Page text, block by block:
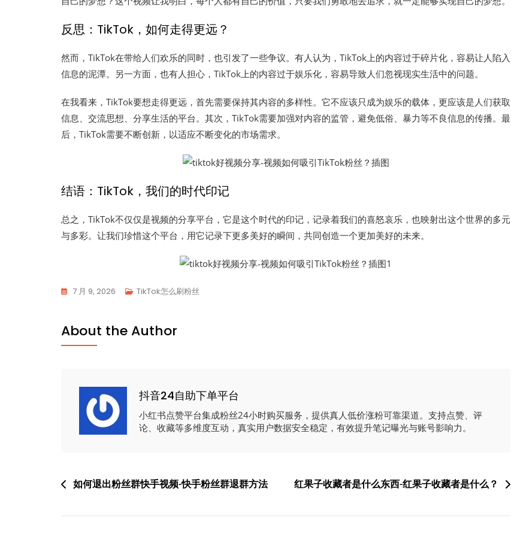
反思：TikTok，如何走得更远？
然而，TikTok在带给人们欢乐的同时，也引发了一些争议。有人认为，TikTok上的内容过于碎片化，容易让人陷入
信息的泥潭。另一方面，也有人担心，TikTok上的内容过于娱乐化，容易导致人们忽视现实生活中的问题。
在我看来，TikTok要想走得更远，首先需要保持其内容的多样性。它不应该只成为娱乐的载体，更应该是人们获取
信息、交流思想、分享生活的平台。其次，TikTok需要加强对内容的监管，避免低俗、暴力等不良信息的传播。最
后，TikTok需要不断创新，以适应不断变化的市场需求。
结语：TikTok，我们的时代印记
总之，TikTok不仅仅是视频的分享平台，它是这个时代的印记，记录着我们的喜怒哀乐，也映射出这个世界的多元
与多彩。让我们珍惜这个平台，用它记录下更多美好的瞬间，共同创造一个更加美好的未来。
7 月 9, 2026 TikTok怎么刷粉丝
About the Author
抖音24自助下单平台
小红书点赞平台集成粉丝24小时购买服务，提供真人低价涨粉可靠渠道。支持点赞、评
论、收藏等多维度互动，真实用户数据安全稳定，有效提升笔记曝光与账号影响力。
文如何退出粉丝群快手视频-快手粉丝群退群方法 红果子收藏者是什么东西-红果子收藏者是什么？